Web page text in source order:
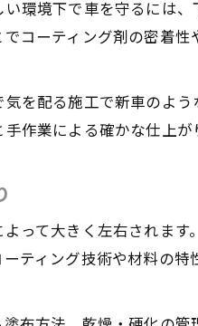
環境下で車を守るには
コーティング剤の密着
を配る施工で新車のよ
作業による確かな仕上が
って大きく左右されま
ティング技術や材料の